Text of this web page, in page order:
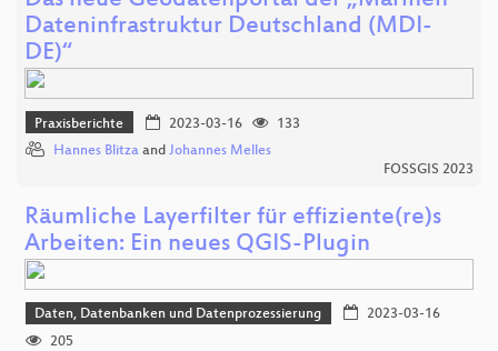
Dateninfrastruktur Deutschland (MDI-
DE)“
Praxisberichte 2023-03-16
133
Hannes Blitza and Johannes Melles
FOSSGIS 2023
Räumliche Layerfilter für effiziente(re)s
Arbeiten: Ein neues QGIS-Plugin
Daten, Datenbanken und Datenprozessierung
2023-03-16
205